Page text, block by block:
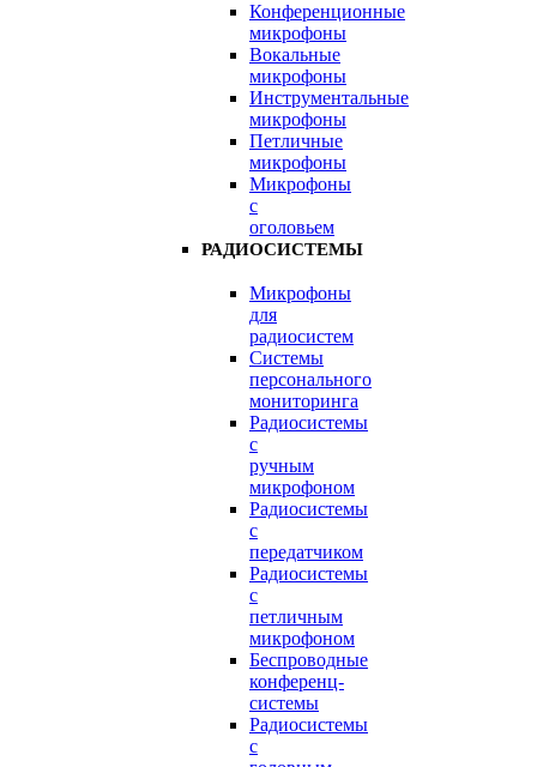
Конференционные
микрофоны
Вокальные
микрофоны
Инструментальные
микрофоны
Петличные
микрофоны
Микрофоны
с
оголовьем
РАДИОСИСТЕМЫ
Микрофоны
для
радиосистем
Системы
персонального
мониторинга
Радиосистемы
c
ручным
микрофоном
Радиосистемы
с
передатчиком
Радиосистемы
с
петличным
микрофоном
Беспроводные
конференц-
системы
Радиосистемы
с